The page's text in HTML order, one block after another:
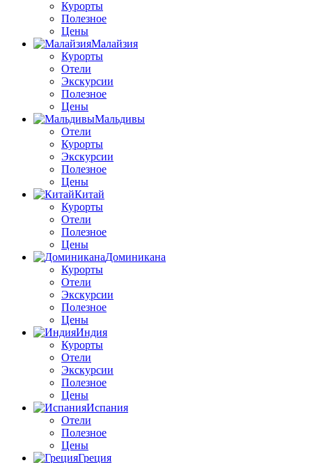
Курорты
Полезное
Цены
Малайзия
Курорты
Отели
Экскурсии
Полезное
Цены
Мальдивы
Отели
Курорты
Экскурсии
Полезное
Цены
Китай
Курорты
Отели
Полезное
Цены
Доминикана
Курорты
Отели
Экскурсии
Полезное
Цены
Индия
Курорты
Отели
Экскурсии
Полезное
Цены
Испания
Отели
Полезное
Цены
Греция